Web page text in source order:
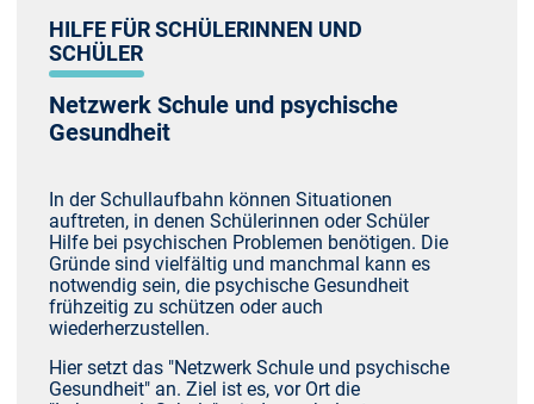
HILFE FÜR SCHÜLERINNEN UND
SCHÜLER
Netzwerk Schule und psychische
Gesundheit
In der Schullaufbahn können Situationen
auftreten, in denen Schülerinnen oder Schüler
Hilfe bei psychischen Problemen benötigen. Die
Gründe sind vielfältig und manchmal kann es
notwendig sein, die psychische Gesundheit
frühzeitig zu schützen oder auch
wiederherzustellen.
Hier setzt das "Netzwerk Schule und psychische
Gesundheit" an. Ziel ist es, vor Ort die